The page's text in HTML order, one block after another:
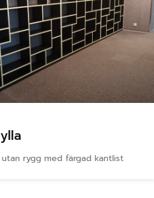
utan rygg med färgad kantlist